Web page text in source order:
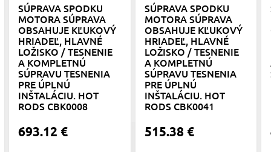
SÚPRAVA SPODKU
MOTORA SÚPRAVA
OBSAHUJE KĽUKOVÝ
HRIADEĽ, HLAVNÉ
LOŽISKO / TESNENIE
A KOMPLETNÚ
SÚPRAVU TESNENIA
PRE ÚPLNÚ
INŠTALÁCIU. HOT
RODS CBK0008
693.12 €
SÚPRAVA SPODKU
MOTORA SÚPRAVA
OBSAHUJE KĽUKOVÝ
HRIADEĽ, HLAVNÉ
LOŽISKO / TESNENIE
A KOMPLETNÚ
SÚPRAVU TESNENIA
PRE ÚPLNÚ
INŠTALÁCIU. HOT
RODS CBK0041
515.38 €